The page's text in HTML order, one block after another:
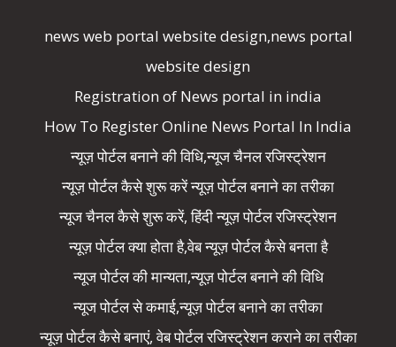
news web portal website design,news portal
website design
Registration of News portal in india
How To Register Online News Portal In India
न्यूज़ पोर्टल बनाने की विधि,न्यूज चैनल रजिस्ट्रेशन
न्यूज़ पोर्टल कैसे शुरू करें न्यूज़ पोर्टल बनाने का तरीका
न्यूज चैनल कैसे शुरू करें, हिंदी न्यूज़ पोर्टल रजिस्ट्रेशन
न्यूज़ पोर्टल क्या होता है,वेब न्यूज़ पोर्टल कैसे बनता है
न्यूज पोर्टल की मान्यता,न्यूज़ पोर्टल बनाने की विधि
न्यूज पोर्टल से कमाई,न्यूज़ पोर्टल बनाने का तरीका
न्यूज़ पोर्टल कैसे बनाएं, वेब पोर्टल रजिस्ट्रेशन कराने का तरीका